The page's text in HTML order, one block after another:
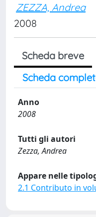
ZEZZA, Andrea
2008
Scheda breve
Scheda
Anno
2008
Tutti gli autori
Zezza, Andrea
Appare nelle
2.1 Contributo in